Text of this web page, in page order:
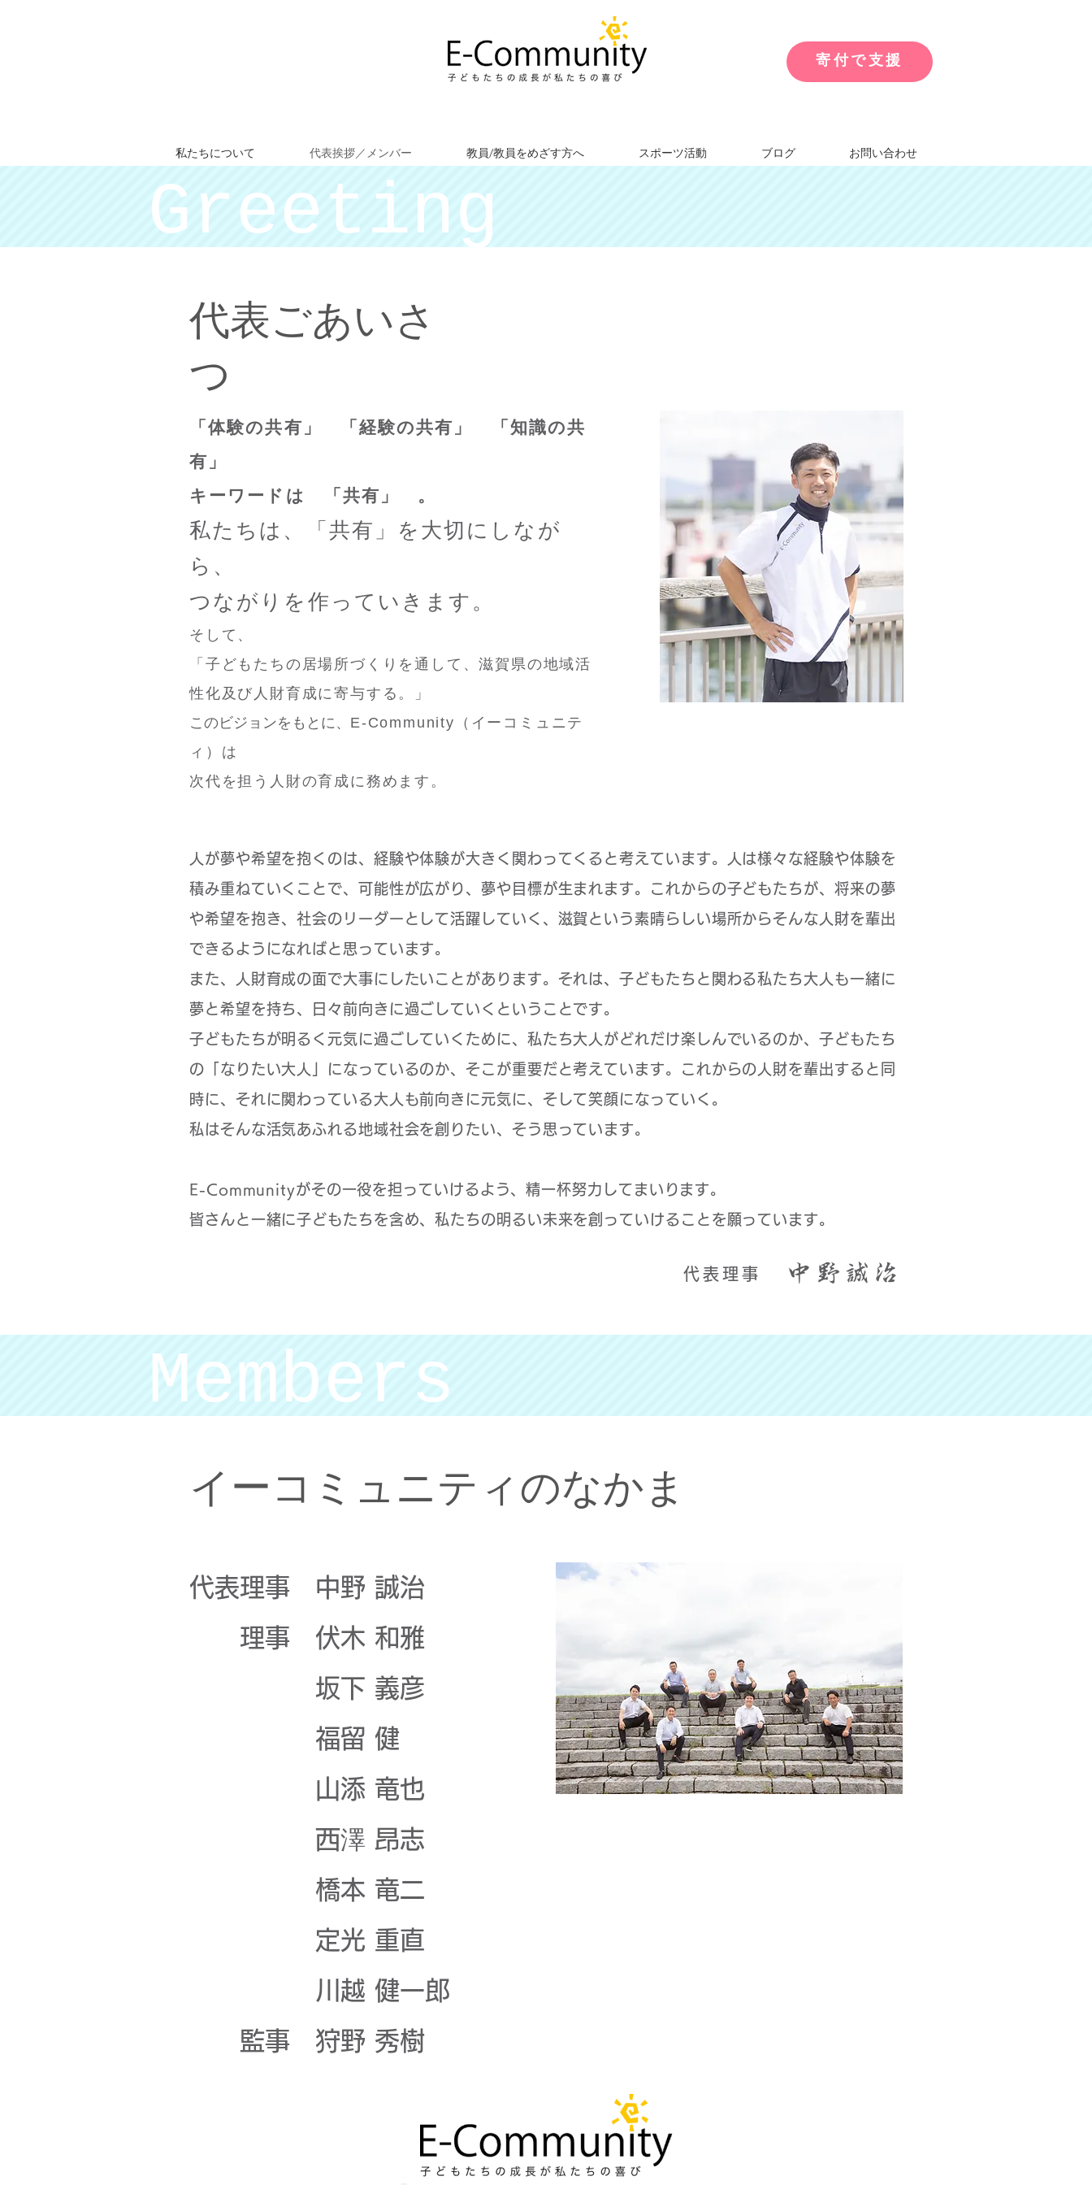
寄付で支援
私たちについて 代表挨拶／メンバー 教員/教員をめざす方へ スポーツ活動 ブログ お問い合わせ
Greeting
代表​ごあいさ
つ
「体験の共有」 「経験の共有」 「知識の共
有」
キーワードは 「共有」 。
私たちは、「共有」を大切にしなが
ら、
つながりを作っていきます。
そして、
「子どもたちの居場所づくりを通して、滋賀県の地域活
性化及び人財育成に寄与する。」
このビジョンをもとに、 E-Community（イーコミュニテ
ィ）は
次代を担う人財の育成に務めます。
人が夢や希望を抱くのは、経験や体験が大きく関わってくると考えています。人は様々な経験や体験を
積み重ねていくことで、可能性が広がり、夢や目標が生まれます。これからの子どもたちが、将来の夢
や希望を抱き、社会のリーダーとして活躍していく、滋賀という素晴らしい場所からそんな人財を輩出
できるようになればと思っています。
また、人財育成の面で大事にしたいことがあります。それは、子どもたちと関わる私たち大人も一緒に
夢と希望を持ち、日々前向きに過ごしていくということです。
子どもたちが明るく元気に過ごしていくために、私たち大人がどれだけ楽しんでいるのか、子どもたち
の「なりたい大人」になっているのか、そこが重要だと考えています。これからの人財を輩出すると同
時に、それに関わっている大人も前向きに元気に、そして笑顔になっていく。
私はそんな活気あふれる地域社会を創りたい、そう思っています。
E-Communityがその一役を担っていけるよう、精一杯努力してまいります。
皆さんと一緒に子どもたちを含め、私たちの明るい未来を創っていけることを願っています。
代表理事 中野誠治
Members
イーコミュニティのなかま
代表理事 中野 誠治
理事 伏木 和雅
​​ 坂下 義彦
福留 健
山添 竜也
西澤 昂志
橋本 竜二
定光 重直
川越 健一郎
監事 狩野 秀樹